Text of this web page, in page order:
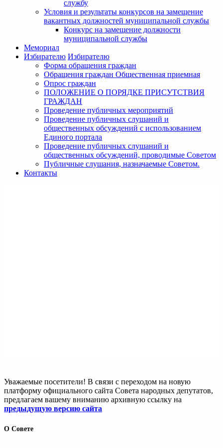
службу
Условия и результаты конкурсов на замещение
вакантных должностей муниципальной службы
Конкурс на замещение должности
муниципальной службы
Мемориал
Избирателю Избирателю
Форма обращения граждан
Обращения граждан Общественная приемная
Опрос граждан
ПОЛОЖЕНИЕ О ПОРЯДКЕ ПРИСУТСТВИЯ
ГРАЖДАН
Проведение публичных мероприятий
Проведение публичных слушаний и
общественных обсуждений с использованием
Единого портала
Проведение публичных слушаний и
общественных обсуждений, проводимые Советом
Публичные слушания, назначаемые Советом.
Контакты
Уважаемые посетители! В связи с переходом на новую
платформу официального сайта Совета народных депутатов,
предлагаем вашему вниманию архивную ссылку на
предыдущую версию сайта
О Совете